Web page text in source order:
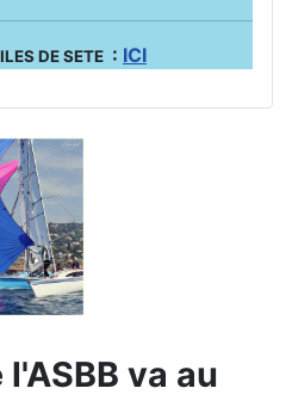
DE SETE : ICI
va au